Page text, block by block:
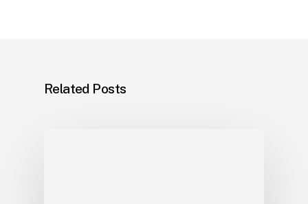
Related Posts